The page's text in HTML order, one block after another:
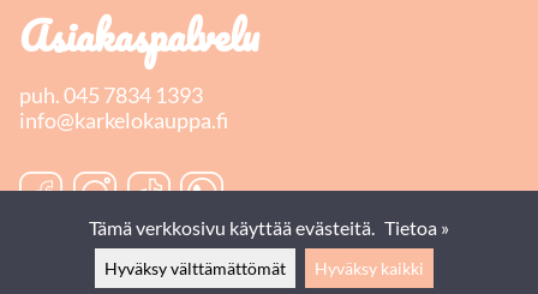
Asiakaspalvelu
puh.045 7834 1393
info@karkelokauppa.fi
Tämä verkkosivu käyttää evästeitä. Tietoa »
Hyväksy välttämättömät Hyväksy kaikki